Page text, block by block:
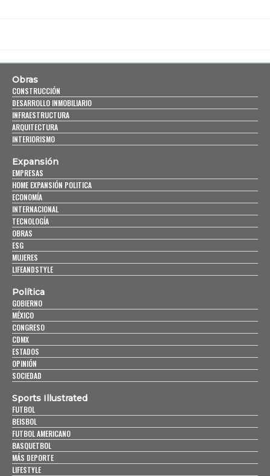
Obras
CONSTRUCCIÓN
DESARROLLO INMOBILIARIO
INFRAESTRUCTURA
ARQUITECTURA
INTERIORISMO
Expansión
EMPRESAS
HOME EXPANSIÓN POLITICA
ECONOMÍA
INTERNACIONAL
TECNOLOGÍA
OBRAS
ESG
MUJERES
LIFEANDSTYLE
Política
GOBIERNO
MÉXICO
CONGRESO
CDMX
ESTADOS
OPINIÓN
SOCIEDAD
Sports Illustrated
FUTBOL
BEISBOL
FUTBOL AMERICANO
BASQUETBOL
MÁS DEPORTE
LIFESTYLE